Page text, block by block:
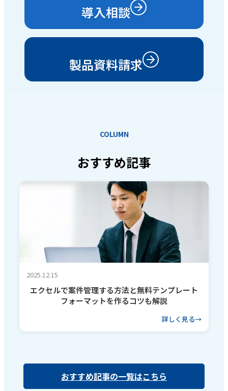
導入相談
製品資料請求
COLUMN
おすすめ記事
2025.12.15
エクセルで案件管理する方法と無料テンプレート
フォーマットを作るコツも解説
詳しく見る
おすすめ記事の一覧はこちら